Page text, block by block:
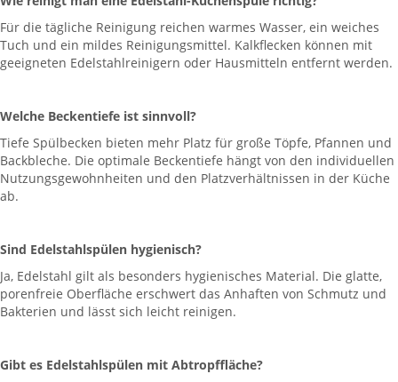
Für die tägliche Reinigung reichen warmes Wasser, ein weiches
Tuch und ein mildes Reinigungsmittel. Kalkflecken können mit
geeigneten Edelstahlreinigern oder Hausmitteln entfernt werden.
Welche Beckentiefe ist sinnvoll?
Tiefe Spülbecken bieten mehr Platz für große Töpfe, Pfannen und
Backbleche. Die optimale Beckentiefe hängt von den individuellen
Nutzungsgewohnheiten und den Platzverhältnissen in der Küche
ab.
Sind Edelstahlspülen hygienisch?
Ja, Edelstahl gilt als besonders hygienisches Material. Die glatte,
porenfreie Oberfläche erschwert das Anhaften von Schmutz und
Bakterien und lässt sich leicht reinigen.
Gibt es Edelstahlspülen mit Abtropffläche?